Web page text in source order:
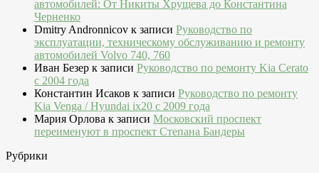
автомобилей: От Никиты Хрущева до Константина
Черненко
Dmitry Andronnicov к записи Руководство по
эксплуатации, техническому обслуживанию и ремонту
автомобилей Volvo 740, 760
Иван Безер к записи Руководство по ремонту Kia Cerato
c 2004 года
Константин Исаков к записи Руководство по ремонту
Kia Venga / Hyundai ix20 c 2009 года
Мария Орлова к записи Московский проспект
переименуют в проспект Степана Бандеры
Рубрики